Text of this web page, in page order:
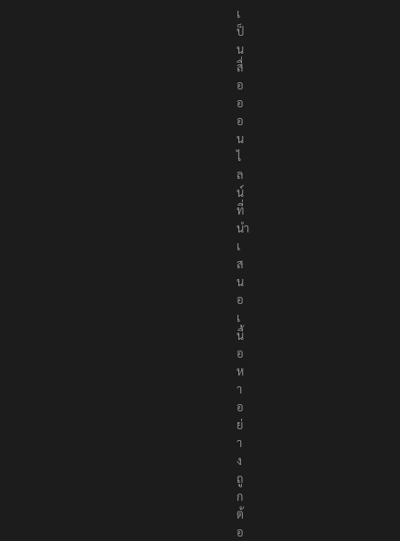
เ
ป็
น
สื่
อ
อ
อ
น
ไ
ล
น์
ที่
นำ
เ
ส
น
อ
เ
นื้
อ
ห
า
อ
ย่
า
ง
ถู
ก
ต้
อ